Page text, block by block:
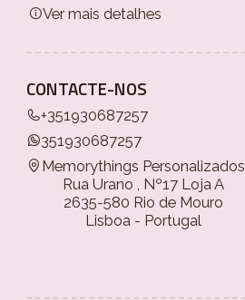
Ver mais detalhes
CONTACTE-NOS
+351930687257
351930687257
Memorythings Personalizados
Rua Urano , Nº17 Loja A
2635-580 Rio de Mouro
Lisboa - Portugal